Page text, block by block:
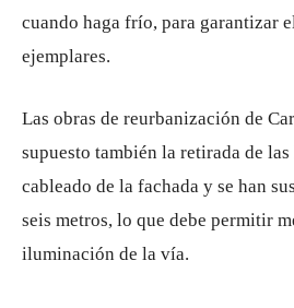
cuando haga frío, para garantizar
ejemplares.
Las obras de reurbanización de
supuesto también la retirada de
cableado de la fachada y se han
seis metros, lo que debe permitir
iluminación de la vía.